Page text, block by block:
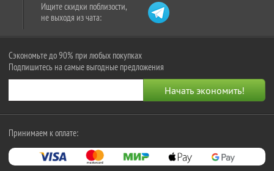
Ищите скидки поблизости,
не выходя из чата:
Сэкономьте до 90% при любых покупках
Подпишитесь на самые выгодные предложения
Принимаем к оплате: